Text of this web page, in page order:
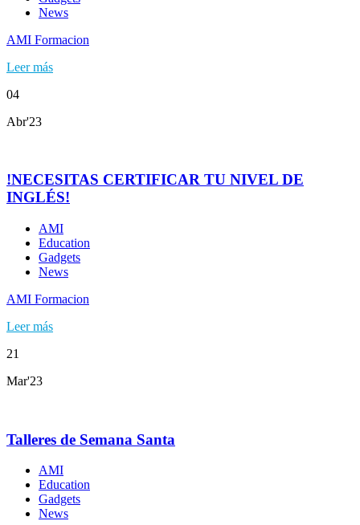
News
AMI Formacion
Leer más
04
Abr'23
!NECESITAS CERTIFICAR TU NIVEL DE
INGLÉS!
AMI
Education
Gadgets
News
AMI Formacion
Leer más
21
Mar'23
Talleres de Semana Santa
AMI
Education
Gadgets
News